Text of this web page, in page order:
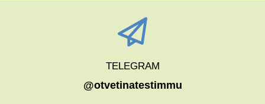
TELEGRAM
@otvetinatestimmu